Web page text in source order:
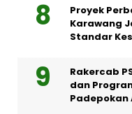
Proyek
Karawang
Standar
Rakercab
dan
Padepokan